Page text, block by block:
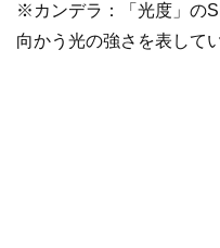
※カンデラ：「光度」の
向かう光の強さを表して